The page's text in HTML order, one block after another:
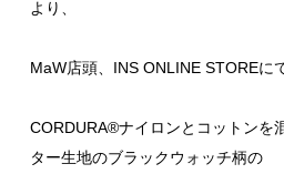
より、
MaW店頭、INS ONLINE STOREに
CORDURA®ナイロンとコットンを
ター生地のブラックウォッチ柄の